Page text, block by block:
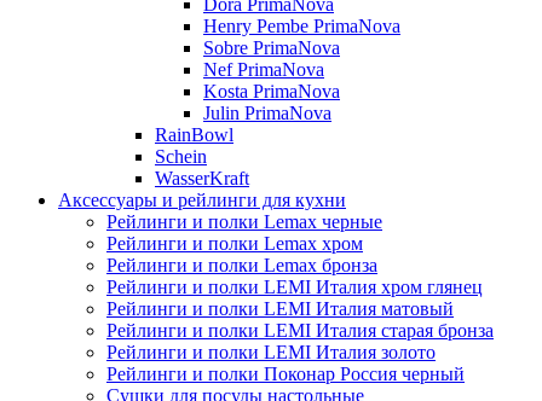
Dora PrimaNova
Henry Pembe PrimaNova
Sobre PrimaNova
Nef PrimaNova
Kosta PrimaNova
Julin PrimaNova
RainBowl
Schein
WasserKraft
Аксессуары и рейлинги для кухни
Рейлинги и полки Lemax черные
Рейлинги и полки Lemax хром
Рейлинги и полки Lemax бронза
Рейлинги и полки LEMI Италия хром глянец
Рейлинги и полки LEMI Италия матовый
Рейлинги и полки LEMI Италия старая бронза
Рейлинги и полки LEMI Италия золото
Рейлинги и полки Поконар Россия черный
Сушки для посуды настольные